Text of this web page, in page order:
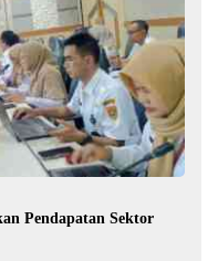
Pendapatan Sektor